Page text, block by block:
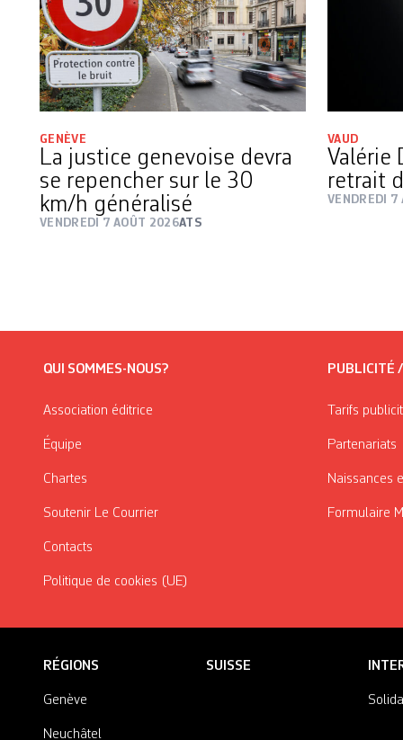
GENÈVE
La justice genevoise devra
se repencher sur le 30
km/h généralisé
VENDREDI 7 AOÛT 2026ATS
VAUD
Valérie
retrait
VENDREDI
QUI SOMMES-NOUS?
Association éditrice
Équipe
Chartes
Soutenir Le Courrier
Contacts
Politique de cookies (UE)
PUBLICITÉ
Tarifs
Partenariats
Naissances
Formulaire
RÉGIONS
Genève
Neuchâtel
SUISSE